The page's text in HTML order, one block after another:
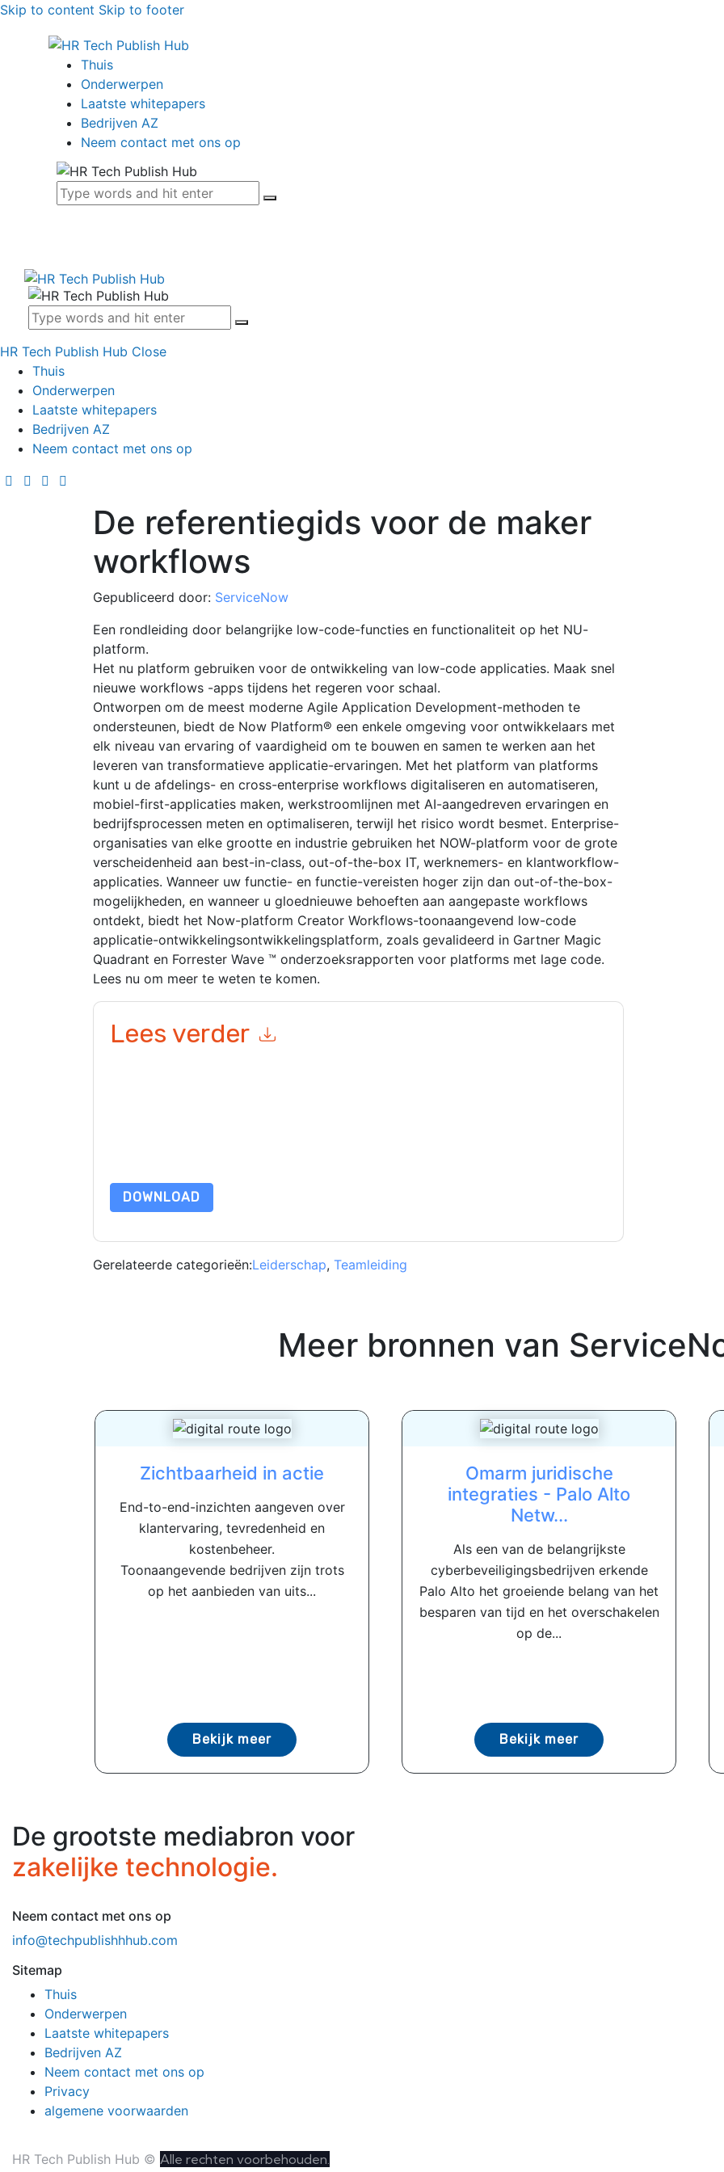
Skip to content Skip to footer
Thuis
Onderwerpen
Laatste whitepapers
Bedrijven AZ
Neem contact met ons op
HR Tech Publish Hub Close
Thuis
Onderwerpen
Laatste whitepapers
Bedrijven AZ
Neem contact met ons op
De referentiegids voor de maker
workflows
Gepubliceerd door: ServiceNow
Een rondleiding door belangrijke low-code-functies en functionaliteit op het NU-
platform.
Het nu platform gebruiken voor de ontwikkeling van low-code applicaties. Maak snel
nieuwe workflows -apps tijdens het regeren voor schaal.
Ontworpen om de meest moderne Agile Application Development-methoden te
ondersteunen, biedt de Now Platform® een enkele omgeving voor ontwikkelaars met
elk niveau van ervaring of vaardigheid om te bouwen en samen te werken aan het
leveren van transformatieve applicatie-ervaringen. Met het platform van platforms
kunt u de afdelings- en cross-enterprise workflows digitaliseren en automatiseren,
mobiel-first-applicaties maken, werkstroomlijnen met AI-aangedreven ervaringen en
bedrijfsprocessen meten en optimaliseren, terwijl het risico wordt besmet. Enterprise-
organisaties van elke grootte en industrie gebruiken het NOW-platform voor de grote
verscheidenheid aan best-in-class, out-of-the-box IT, werknemers- en klantworkflow-
applicaties. Wanneer uw functie- en functie-vereisten hoger zijn dan out-of-the-box-
mogelijkheden, en wanneer u gloednieuwe behoeften aan aangepaste workflows
ontdekt, biedt het Now-platform Creator Workflows-toonaangevend low-code
applicatie-ontwikkelingsontwikkelingsplatform, zoals gevalideerd in Gartner Magic
Quadrant en Forrester Wave ™ onderzoeksrapporten voor platforms met lage code.
Lees nu om meer te weten te komen.
Lees verder
DOWNLOAD
Gerelateerde categorieën:Leiderschap, Teamleiding
Meer bronnen van
Zichtbaarheid in actie
End-to-end-inzichten aangeven over
klantervaring, tevredenheid en
kostenbeheer.
Toonaangevende bedrijven zijn trots
op het aanbieden van uits...
Bekijk meer
Omarm juridische
integraties - Palo Alto
Netw...
Als een van de belangrijkste
cyberbeveiligingsbedrijven erkende
Palo Alto het groeiende belang van het
besparen van tijd en het overschakelen
op de...
Bekijk meer
De grootste mediabron voor
zakelijke technologie.
Neem contact met ons op
info@techpublishhhub.com
Sitemap
Thuis
Onderwerpen
Laatste whitepapers
Bedrijven AZ
Neem contact met ons op
Privacy
algemene voorwaarden
HR Tech Publish Hub © Alle rechten voorbehouden.